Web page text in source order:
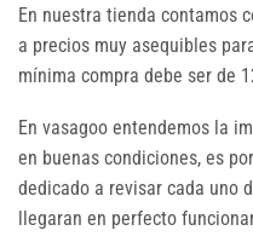
En nuestra tienda contamos
a precios muy asequibles
mínima compra debe ser de
En vasagoo entendemos la
en buenas condiciones, es
dedicado a revisar cada uno
llegaran en perfecto